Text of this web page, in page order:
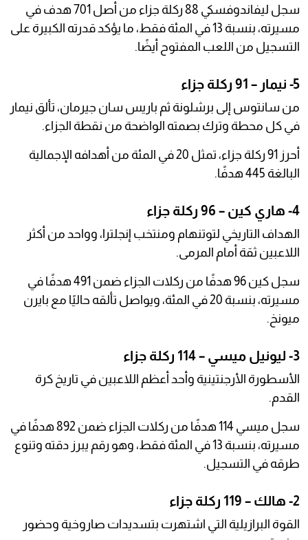
سجل ليفاندوفسكي 88 ركلة جزاء من أصل 701 هدف في
مسيرته، بنسبة 13 في المئة فقط، ما يؤكد قدرته الكبيرة على
التسجيل من اللعب المفتوح أيضًا.
5- نيمار – 91 ركلة جزاء
من سانتوس إلى برشلونة ثم باريس سان جيرمان، تألق نيمار
في كل محطة وترك بصمته الواضحة من نقطة الجزاء.
أحرز 91 ركلة جزاء، تمثل 20 في المئة من أهدافه الإجمالية
البالغة 445 هدفًا.
4- هاري كين – 96 ركلة جزاء
الهداف التاريخي لتوتنهام ومنتخب إنجلترا، وواحد من أكثر
اللاعبين ثقة أمام المرمى.
سجل كين 96 هدفًا من ركلات الجزاء ضمن 491 هدفًا في
مسيرته، بنسبة 20 في المئة، ويواصل تألقه حاليًا مع بايرن
ميونخ.
3- ليونيل ميسي – 114 ركلة جزاء
الأسطورة الأرجنتينية وأحد أعظم اللاعبين في تاريخ كرة
القدم.
سجل ميسي 114 هدفًا من ركلات الجزاء ضمن 892 هدفًا في
مسيرته، بنسبة 13 في المئة فقط، وهو رقم يبرز دقته وتنوع
طرقه في التسجيل.
2- هالك – 119 ركلة جزاء
القوة البرازيلية التي اشتهرت بتسديدات صاروخية وحضور